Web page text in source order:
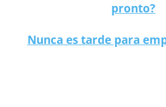
pronto?
Nunca es tarde para